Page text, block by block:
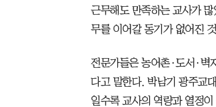
근무해도 만족하는 교사가
무를 이어갈 동기가 없어진
전문가들은 농어촌·도서·벽
다고 말한다. 박남기 광주교
일수록 교사의 역량과 열정